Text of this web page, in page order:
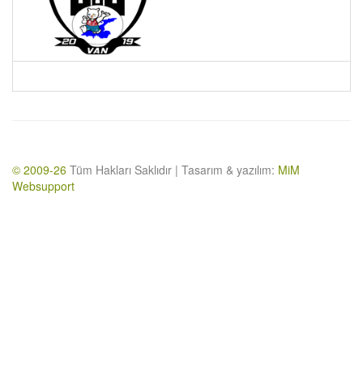
© 2009-26 Tüm Hakları Saklıdır | Tasarım & yazılım: MiM
Websupport